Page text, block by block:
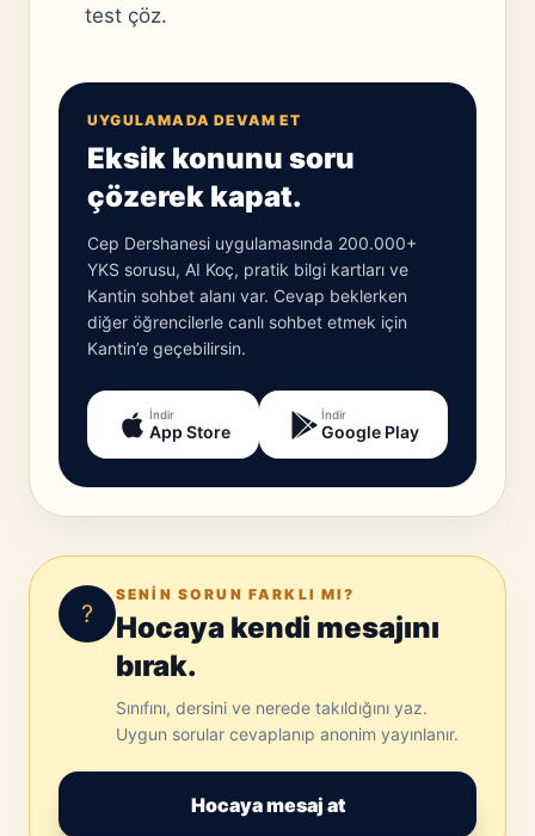
test çöz.
UYGULAMADA DEVAM ET
Eksik konunu soru
çözerek kapat.
Cep Dershanesi uygulamasında 200.000+
YKS sorusu, AI Koç, pratik bilgi kartları ve
Kantin sohbet alanı var. Cevap beklerken
diğer öğrencilerle canlı sohbet etmek için
Kantin’e geçebilirsin.
İndir
App Store
İndir
Google Play
?
SENIN SORUN FARKLI MI?
Hocaya kendi mesajını
bırak.
Sınıfını, dersini ve nerede takıldığını yaz.
Uygun sorular cevaplanıp anonim yayınlanır.
Hocaya mesaj at